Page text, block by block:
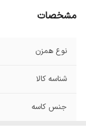
مشخصات
نوع همزن
شناسه کالا
جنس کاسه